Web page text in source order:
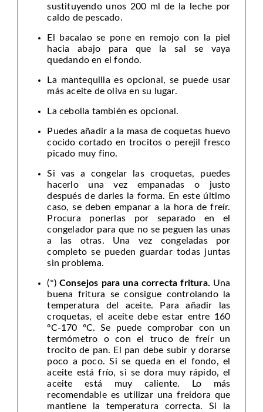
sustituyendo unos 200 ml de la leche por
caldo de pescado.
El bacalao se pone en remojo con la piel
hacia abajo para que la sal se vaya
quedando en el fondo.
La mantequilla es opcional, se puede usar
más aceite de oliva en su lugar.
La cebolla también es opcional.
Puedes añadir a la masa de coquetas huevo
cocido cortado en trocitos o perejil fresco
picado muy fino.
Si vas a congelar las croquetas, puedes
hacerlo una vez empanadas o justo
después de darles la forma. En este último
caso, se deben empanar a la hora de freír.
Procura ponerlas por separado en el
congelador para que no se peguen las unas
a las otras. Una vez congeladas por
completo se pueden guardar todas juntas
sin problema.
(*) Consejos para una correcta fritura. Una
buena fritura se consigue controlando la
temperatura del aceite. Para añadir las
croquetas, el aceite debe estar entre 160
ºC-170 ºC. Se puede comprobar con un
termómetro o con el truco de freír un
trocito de pan. El pan debe subir y dorarse
poco a poco. Si se queda en el fondo, el
aceite está frío, si se dora muy rápido, el
aceite está muy caliente. Lo más
recomendable es utilizar una freidora que
mantiene la temperatura correcta. Si la